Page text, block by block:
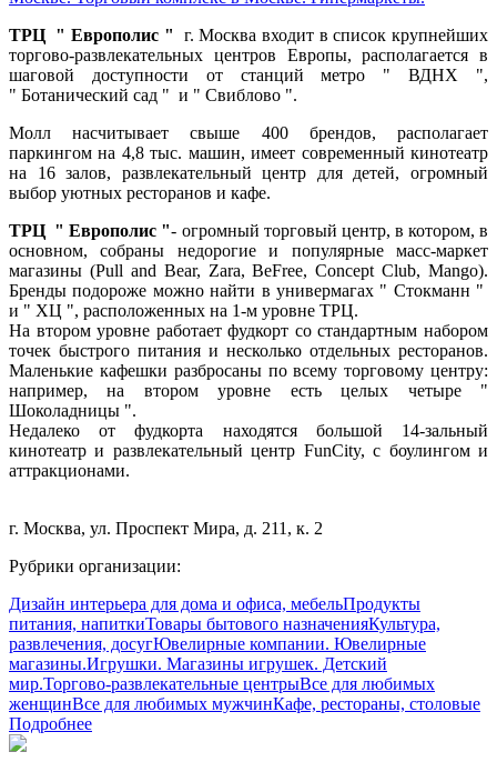
ТРЦ " Европолис "
г. Москва входит в список крупнейших
торгово-развлекательных центров Европы, располагается в
шаговой доступности от станций метро " ВДНХ ",
" Ботанический сад " и " Свиблово ".
Молл насчитывает свыше 400 брендов, располагает
паркингом на 4,8 тыс. машин, имеет современный кинотеатр
на 16 залов, развлекательный центр для детей, огромный
выбор уютных ресторанов и кафе.
ТРЦ " Европолис "- огромный торговый центр, в котором, в
основном, собраны недорогие и популярные масс-маркет
магазины (Pull and Bear, Zara, BeFree, Concept Club, Mango).
Бренды подороже можно найти в универмагах " Стокманн "
и " ХЦ ", расположенных на 1-м уровне ТРЦ.
На втором уровне работает фудкорт со стандартным набором
точек быстрого питания и несколько отдельных ресторанов.
Маленькие кафешки разбросаны по всему торговому центру:
например, на втором уровне есть целых четыре "
Шоколадницы ".
Недалеко от фудкорта находятся большой 14-зальный
кинотеатр и развлекательный центр FunCity, с боулингом и
аттракционами.
г. Москва, ул. Проспект Мира, д. 211, к. 2
Рубрики организации:
Дизайн интерьера для дома и офиса, мебельПродукты
питания, напиткиТовары бытового назначенияКультура,
развлечения, досугЮвелирные компании. Ювелирные
магазины.Игрушки. Магазины игрушек. Детский
мир.Торгово-развлекательные центрыВсе для любимых
женщинВсе для любимых мужчинКафе, рестораны, столовые
Подробнее